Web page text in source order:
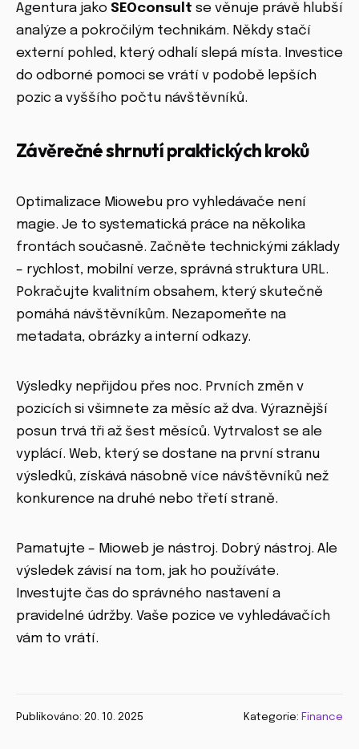
Agentura jako SEOconsult se věnuje právě hlubší
analýze a pokročilým technikám. Někdy stačí
externí pohled, který odhalí slepá místa. Investice
do odborné pomoci se vrátí v podobě lepších
pozic a vyššího počtu návštěvníků.
Závěrečné shrnutí praktických kroků
Optimalizace Miowebu pro vyhledávače není
magie. Je to systematická práce na několika
frontách současně. Začněte technickými základy
– rychlost, mobilní verze, správná struktura URL.
Pokračujte kvalitním obsahem, který skutečně
pomáhá návštěvníkům. Nezapomeňte na
metadata, obrázky a interní odkazy.
Výsledky nepřijdou přes noc. Prvních změn v
pozicích si všimnete za měsíc až dva. Výraznější
posun trvá tři až šest měsíců. Vytrvalost se ale
vyplácí. Web, který se dostane na první stranu
výsledků, získává násobně více návštěvníků než
konkurence na druhé nebo třetí straně.
Pamatujte – Mioweb je nástroj. Dobrý nástroj. Ale
výsledek závisí na tom, jak ho používáte.
Investujte čas do správného nastavení a
pravidelné údržby. Vaše pozice ve vyhledávačích
vám to vrátí.
Publikováno: 20. 10. 2025 Kategorie: Finance